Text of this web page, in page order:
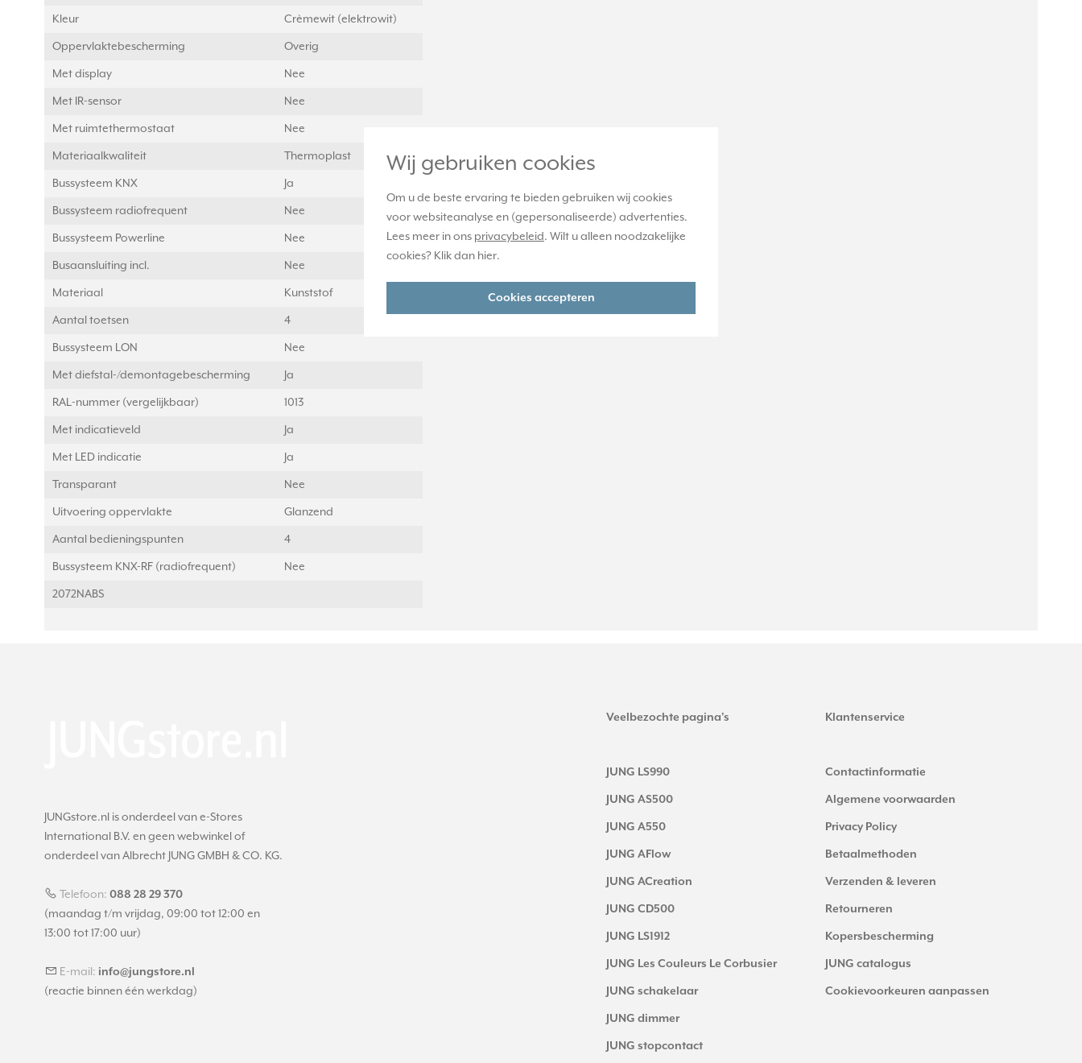
Wij gebruiken cookies
Om u de beste ervaring te bieden gebruiken wij cookies
voor websiteanalyse en (gepersonaliseerde) advertenties.
Lees meer in ons privacybeleid. Wilt u alleen noodzakelijke
cookies? Klik dan hier.
Cookies accepteren
Kleur Crèmewit (elektrowit)
Oppervlaktebescherming Overig
Met display Nee
Met IR-sensor Nee
Met ruimtethermostaat Nee
Materiaalkwaliteit Thermoplast
Bussysteem KNX Ja
Bussysteem radiofrequent Nee
Bussysteem Powerline Nee
Busaansluiting incl. Nee
Materiaal Kunststof
Aantal toetsen 4
Bussysteem LON Nee
Met diefstal-/demontagebescherming Ja
RAL-nummer (vergelijkbaar) 1013
Met indicatieveld Ja
Met LED indicatie Ja
Transparant Nee
Uitvoering oppervlakte Glanzend
Aantal bedieningspunten 4
Bussysteem KNX-RF (radiofrequent) Nee
2072NABS
JUNGstore.nl is onderdeel van e-Stores
International B.V. en geen webwinkel of
onderdeel van Albrecht JUNG GMBH & CO. KG.
Telefoon: 088 28 29 370
(maandag t/m vrijdag, 09:00 tot 12:00 en
13:00 tot 17:00 uur)
E-mail: info@jungstore.nl
(reactie binnen één werkdag)
Veelbezochte pagina's
JUNG LS990
JUNG AS500
JUNG A550
JUNG AFlow
JUNG ACreation
JUNG CD500
JUNG LS1912
JUNG Les Couleurs Le Corbusier
JUNG schakelaar
JUNG dimmer
JUNG stopcontact
Klantenservice
Contactinformatie
Algemene voorwaarden
Privacy Policy
Betaalmethoden
Verzenden & leveren
Retourneren
Kopersbescherming
JUNG catalogus
Cookievoorkeuren aanpassen